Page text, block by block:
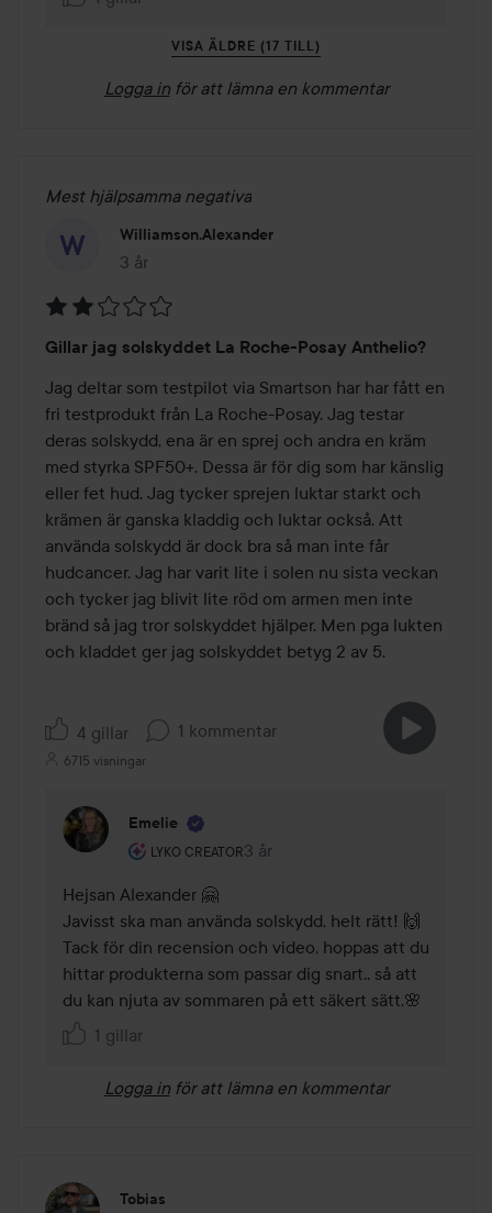
VISA ÄLDRE (17 TILL)
Logga in för att lämna en kommentar
Mest hjälpsamma negativa
Williamson.alexander
3 år
Inlägget skapades 3 år
2
av
5
Gillar jag solskyddet La Roche-Posay Anthelio?
Jag deltar som testpilot via Smartson har har fått en
fri testprodukt från La Roche-Posay. Jag testar
deras solskydd, ena är en sprej och andra en kräm
med styrka SPF50+. Dessa är för dig som har känslig
eller fet hud. Jag tycker sprejen luktar starkt och
krämen är ganska kladdig och luktar också. Att
använda solskydd är dock bra så man inte får
hudcancer. Jag har varit lite i solen nu sista veckan
och tycker jag blivit lite röd om armen men inte
bränd så jag tror solskyddet hjälper. Men pga lukten
4 gillar 1 kommentar
6715 visningar
Emelie
LYKO CREATOR
Användarens roll: Lyko Creator.
3 år
Kommentaren lades 3 år
Hejsan Alexander 🤗
Javisst ska man använda solskydd, helt rätt! 🙌
Tack för din recension och video, hoppas att du
hittar produkterna som passar dig snart.. så att
du kan njuta av sommaren på ett säkert sätt.🌸
1 gillar
Logga in för att lämna en kommentar
Tobias